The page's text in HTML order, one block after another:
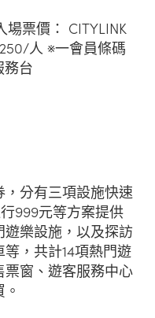
票價： CITYLINK
人 ※一會員條碼
務台
分有三項設施快速
999元等方案提供
樂設施，以及探訪
，共計14項熱門遊
窗、遊客服務中心